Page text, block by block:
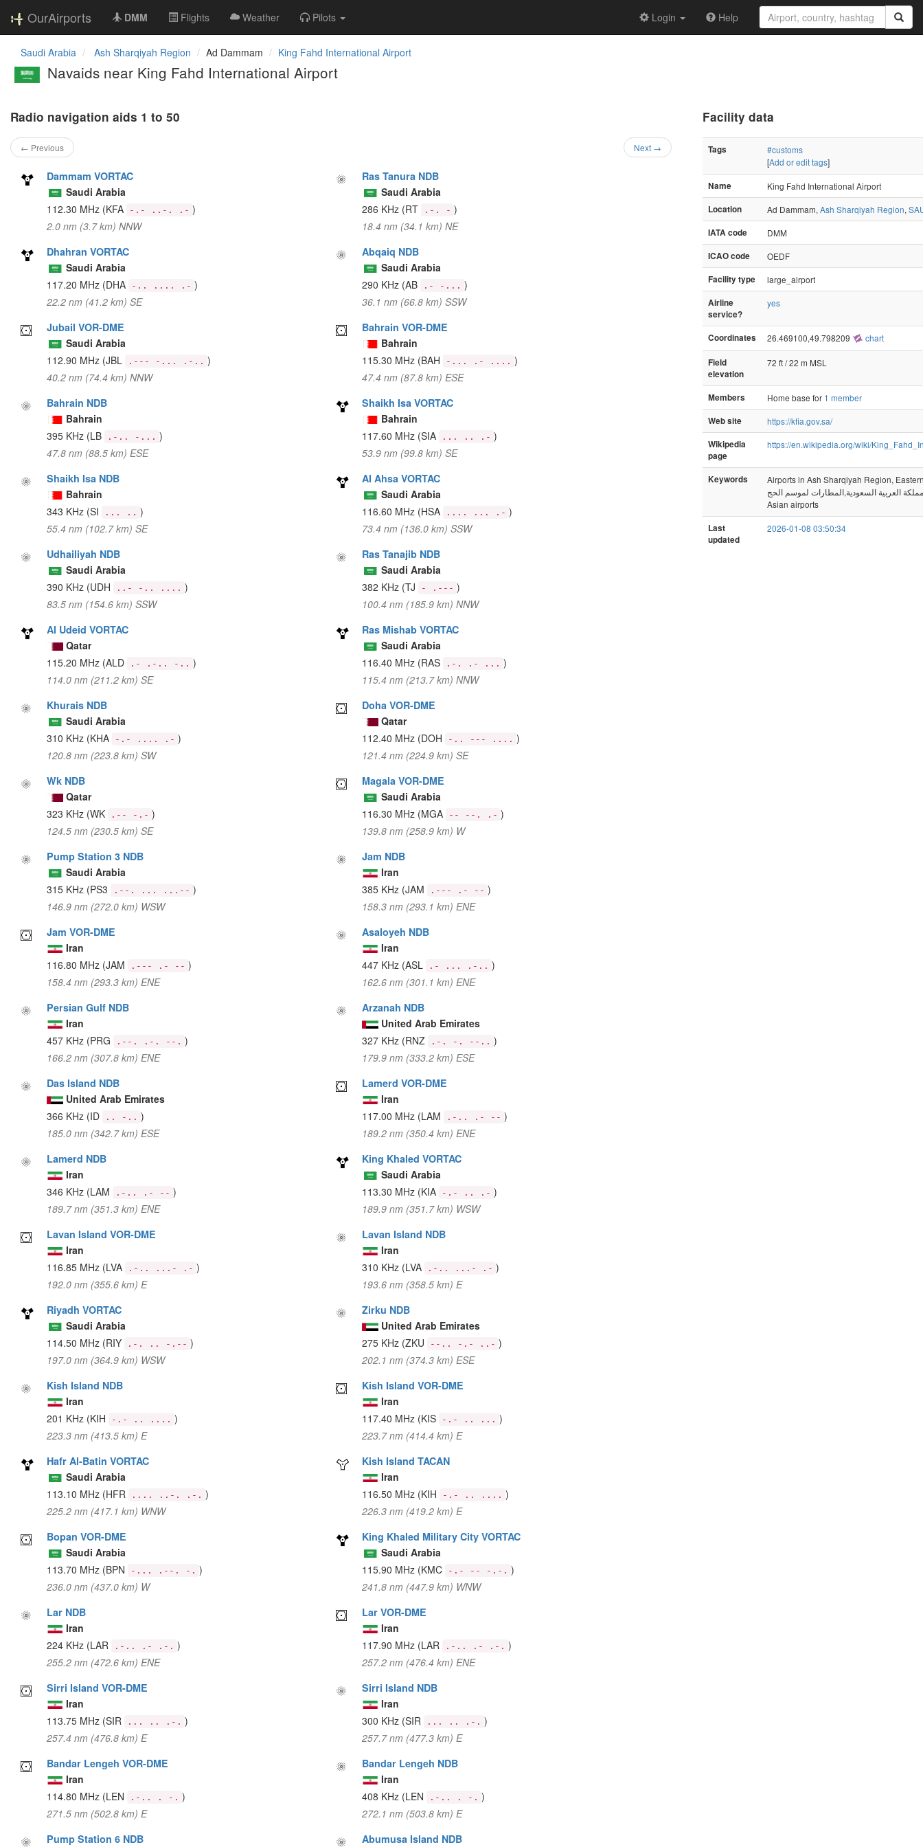
OurAirports DMM Flights Weather Pilots Login Help
Saudi Arabia Ash Sharqiyah Region Ad Dammam King Fahd International Airport
Navaids near King Fahd International Airport
Radio navigation aids 1 to 50
← Previous Next →
Dammam VORTAC
Saudi Arabia
112.30 MHz (KFA -.- ..-. .- )
2.0 nm (3.7 km) NNW
Ras Tanura NDB
Saudi Arabia
286 KHz (RT .-. - )
18.4 nm (34.1 km) NE
Dhahran VORTAC
Saudi Arabia
117.20 MHz (DHA -.. .... .- )
22.2 nm (41.2 km) SE
Abqaiq NDB
Saudi Arabia
290 KHz (AB .- -... )
36.1 nm (66.8 km) SSW
Jubail VOR-DME
Saudi Arabia
112.90 MHz (JBL .--- -... .-.. )
40.2 nm (74.4 km) NNW
Bahrain VOR-DME
Bahrain
115.30 MHz (BAH -... .- .... )
47.4 nm (87.8 km) ESE
Bahrain NDB
Bahrain
395 KHz (LB .-.. -... )
47.8 nm (88.5 km) ESE
Shaikh Isa VORTAC
Bahrain
117.60 MHz (SIA ... .. .- )
53.9 nm (99.8 km) SE
Shaikh Isa NDB
Bahrain
343 KHz (SI ... .. )
55.4 nm (102.7 km) SE
Al Ahsa VORTAC
Saudi Arabia
116.60 MHz (HSA .... ... .- )
73.4 nm (136.0 km) SSW
Udhailiyah NDB
Saudi Arabia
390 KHz (UDH ..- -.. .... )
83.5 nm (154.6 km) SSW
Ras Tanajib NDB
Saudi Arabia
382 KHz (TJ - .--- )
100.4 nm (185.9 km) NNW
Al Udeid VORTAC
Qatar
115.20 MHz (ALD .- .-.. -.. )
114.0 nm (211.2 km) SE
Ras Mishab VORTAC
Saudi Arabia
116.40 MHz (RAS .-. .- ... )
115.4 nm (213.7 km) NNW
Khurais NDB
Saudi Arabia
310 KHz (KHA -.- .... .- )
120.8 nm (223.8 km) SW
Doha VOR-DME
Qatar
112.40 MHz (DOH -.. --- .... )
121.4 nm (224.9 km) SE
Wk NDB
Qatar
323 KHz (WK .-- -.- )
124.5 nm (230.5 km) SE
Magala VOR-DME
Saudi Arabia
116.30 MHz (MGA -- --. .- )
139.8 nm (258.9 km) W
Pump Station 3 NDB
Saudi Arabia
315 KHz (PS3 .--. ... ...-- )
146.9 nm (272.0 km) WSW
Jam NDB
Iran
385 KHz (JAM .--- .- -- )
158.3 nm (293.1 km) ENE
Jam VOR-DME
Iran
116.80 MHz (JAM .--- .- -- )
158.4 nm (293.3 km) ENE
Asaloyeh NDB
Iran
447 KHz (ASL .- ... .-.. )
162.6 nm (301.1 km) ENE
Persian Gulf NDB
Iran
457 KHz (PRG .--. .-. --. )
166.2 nm (307.8 km) ENE
Arzanah NDB
United Arab Emirates
327 KHz (RNZ .-. -. --.. )
179.9 nm (333.2 km) ESE
Das Island NDB
United Arab Emirates
366 KHz (ID .. -.. )
185.0 nm (342.7 km) ESE
Lamerd VOR-DME
Iran
117.00 MHz (LAM .-.. .- -- )
189.2 nm (350.4 km) ENE
Lamerd NDB
Iran
346 KHz (LAM .-.. .- -- )
189.7 nm (351.3 km) ENE
King Khaled VORTAC
Saudi Arabia
113.30 MHz (KIA -.- .. .- )
189.9 nm (351.7 km) WSW
Lavan Island VOR-DME
Iran
116.85 MHz (LVA .-.. ...- .- )
192.0 nm (355.6 km) E
Lavan Island NDB
Iran
310 KHz (LVA .-.. ...- .- )
193.6 nm (358.5 km) E
Riyadh VORTAC
Saudi Arabia
114.50 MHz (RIY .-. .. -.-- )
197.0 nm (364.9 km) WSW
Zirku NDB
United Arab Emirates
275 KHz (ZKU --.. -.- ..- )
202.1 nm (374.3 km) ESE
Kish Island NDB
Iran
201 KHz (KIH -.- .. .... )
223.3 nm (413.5 km) E
Kish Island VOR-DME
Iran
117.40 MHz (KIS -.- .. ... )
223.7 nm (414.4 km) E
Hafr Al-Batin VORTAC
Saudi Arabia
113.10 MHz (HFR .... ..-. .-. )
225.2 nm (417.1 km) WNW
Kish Island TACAN
Iran
116.50 MHz (KIH -.- .. .... )
226.3 nm (419.2 km) E
Bopan VOR-DME
Saudi Arabia
113.70 MHz (BPN -... .--. -. )
236.0 nm (437.0 km) W
King Khaled Military City VORTAC
Saudi Arabia
115.90 MHz (KMC -.- -- -.-. )
241.8 nm (447.9 km) WNW
Lar NDB
Iran
224 KHz (LAR .-.. .- .-. )
255.2 nm (472.6 km) ENE
Lar VOR-DME
Iran
117.90 MHz (LAR .-.. .- .-. )
257.2 nm (476.4 km) ENE
Sirri Island VOR-DME
Iran
113.75 MHz (SIR ... .. .-. )
257.4 nm (476.8 km) E
Sirri Island NDB
Iran
300 KHz (SIR ... .. .-. )
257.7 nm (477.3 km) E
Bandar Lengeh VOR-DME
Iran
114.80 MHz (LEN .-.. . -. )
271.5 nm (502.8 km) E
Bandar Lengeh NDB
Iran
408 KHz (LEN .-.. . -. )
272.1 nm (503.8 km) E
Pump Station 6 NDB
Abumusa Island NDB
Facility data
Tags
#customs
[Add or edit tags]
Name
King Fahd International Airport
Location
Ad Dammam, Ash Sharqiyah Region,
IATA code
DMM
ICAO code
OEDF
Facility type
large_airport
Airline
service?
yes
Coordinates 26.469100,49.798209 chart
Field
elevation
72 ft / 22 m MSL
Members Home base for 1 member
Web site
https://kfia.gov.sa/
Wikipedia
page
https://en.wikipedia.org/wiki/
Keywords
Airports in Ash Sharqiyah Region,
العربية السعودية,المطارات لموسم الحج
Asian airports
Last
updated
2026-01-08 03:50:34